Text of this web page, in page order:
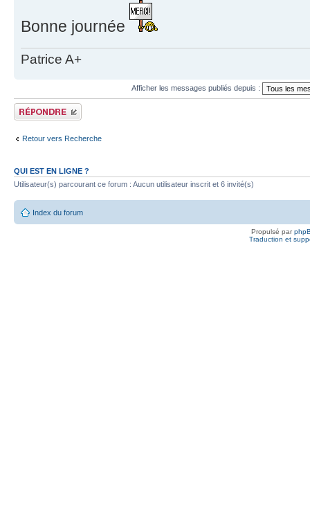
Bonne journée
Patrice A+
Afficher les messages publiés depuis :
Publier une réponse
Retour vers Recherche
QUI EST EN LIGNE ?
Utilisateur(s) parcourant ce forum : Aucun utilisateur inscrit et 6 invité(s)
Index du forum
Propulsé par
Traduction et